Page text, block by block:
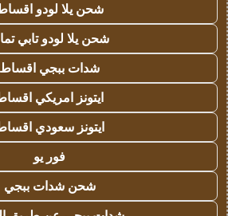
شحن يلا لودو
شحن يلا لودو تابي
شدات ببجي اقساط
ايتونز امريكي
ايتونز سعودي
فور يو
شحن شدات ببجي